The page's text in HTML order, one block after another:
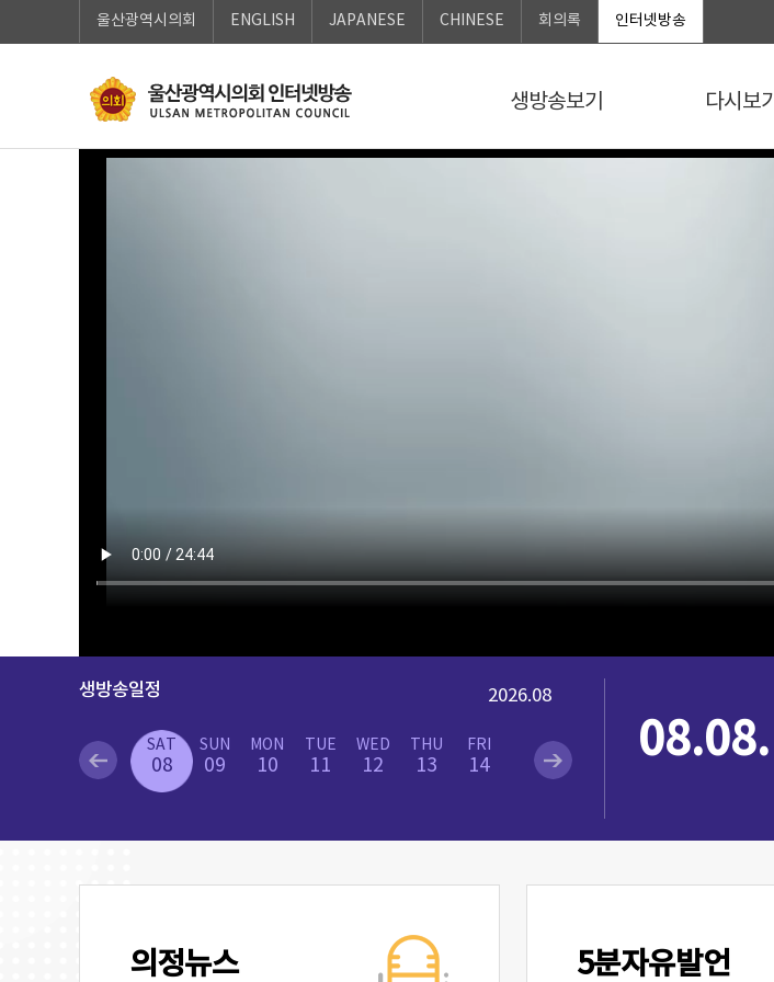
울산광역시의회 ENGLISH JAPANESE CHINESE 회의록 인터넷방송
생방송보기 다시보기
생방송일정 2026.08
SAT
08
SUN
09
MON
10
TUE
11
WED
12
THU
13
FRI
14 08.08.
의정뉴스 5분자유발언